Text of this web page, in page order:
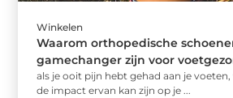
Winkelen
Waarom orthopedische
gamechanger zijn voor
als je ooit pijn hebt gehad aan je
de impact ervan kan zijn op je ...